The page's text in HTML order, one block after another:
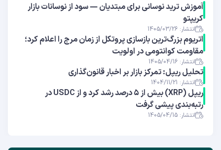
آموزش ترید نوسانی برای مبتدیان — سود از نوسانات بازار
کریپتو
انتشار: 1405/03/26
اتریوم بزرگ‌ترین بازسازی پروتکل از زمان مرج را اعلام کرد؛
مقاومت کوانتومی در اولویت
انتشار: 1405/04/16
تحلیل ریپل: تمرکز بازار بر اخبار قانون‌گذاری
انتشار: 1404/11/21
ریپل (XRP) بیش از ۵ درصد رشد کرد و از USDC در
رتبه‌بندی پیشی گرفت
انتشار: 1405/04/15